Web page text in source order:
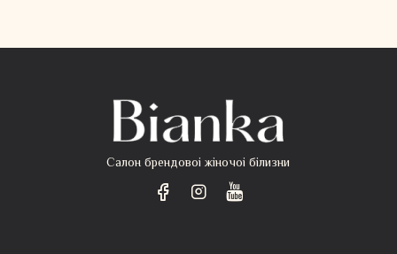
Салон брендовоі жіночоі білизни